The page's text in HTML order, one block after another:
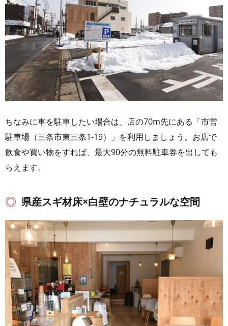
ちなみに車を駐車したい場合は、店の70m先にある「市営
駐車場（三条市東三条1-19）」を利用しましょう。お店で
飲食や買い物をすれば、最大90分の無料駐車券を出しても
らえます。
県産スギ材床×白壁のナチュラルな空間